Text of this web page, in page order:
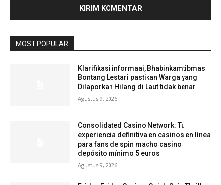
MOST POPULAR
Klarifikasi informaai, Bhabinkamtibmas
Bontang Lestari pastikan Warga yang
Dilaporkan Hilang di Laut tidak benar
Agustus 9, 2026
Consolidated Casino Network: Tu
experiencia definitiva en casinos en línea
para fans de spin macho casino
depósito mínimo 5 euros
Agustus 9, 2026